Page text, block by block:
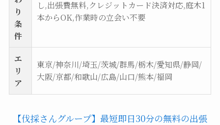
り
条
件
し,出張費無料,クレジットカード決済対応,庭木1
本からOK,作業時の立会い不要
エ
リ
ア
東京/神奈川/埼玉/茨城/群馬/栃木/愛知県/静岡/
大阪/京都/和歌山/広島/山口/熊本/福岡
【伐採さんグループ】最短即日30分の無料の出張